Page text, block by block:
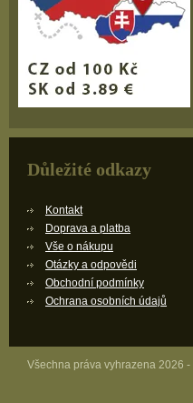
Důležité odkazy
Kontakt
Doprava a platba
Vše o nákupu
Otázky a odpovědi
Obchodní podmínky
Ochrana osobních údajů
Všechna práva vyhrazena 2026 -